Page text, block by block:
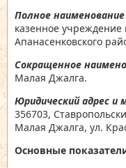
Полное
казенное учреждение
Апанасенковского
Сокращенное
Малая Джалга.
Юридический адрес и
356703,
Малая Джалга, ул.
Основные